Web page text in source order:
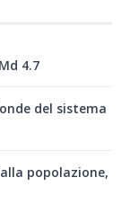
4.7
del sistema
popolazione,